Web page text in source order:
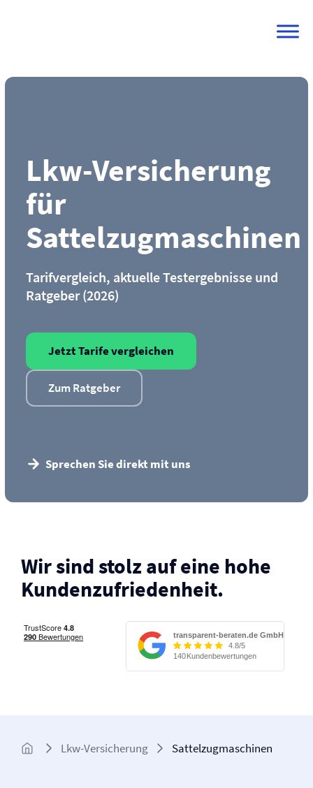
Lkw-Versicherung
für
Sattelzugmaschinen
Tarifvergleich, aktuelle Testergebnisse und
Ratgeber (2026)
Jetzt Tarife vergleichen
Zum Ratgeber
Sprechen Sie direkt mit uns
Wir sind stolz auf eine hohe
Kunden­zufriedenheit.
Lkw-Versicherung Sattelzugmaschinen